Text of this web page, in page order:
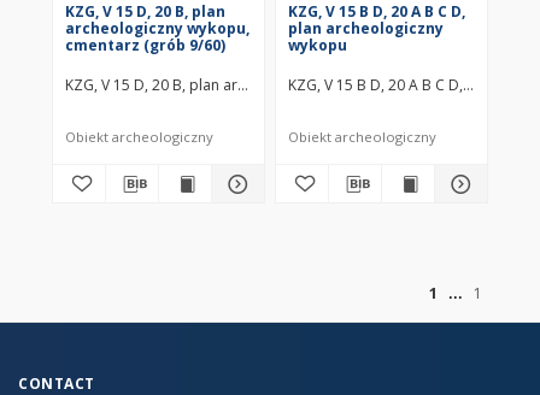
KZG, V 15 D, 20 B, plan
archeologiczny wykopu,
cmentarz (grób 9/60)
KZG, V 15 D, 20 B, plan archeologiczny wykopu, cmentarz (grób 9/
Obiekt archeologiczny
KZG, V 15 B D, 20 A B C D,
plan archeologiczny
wykopu
KZG, V 15 B D, 20 A B C D, plan
Obiekt archeologiczny
1
1
CONTACT